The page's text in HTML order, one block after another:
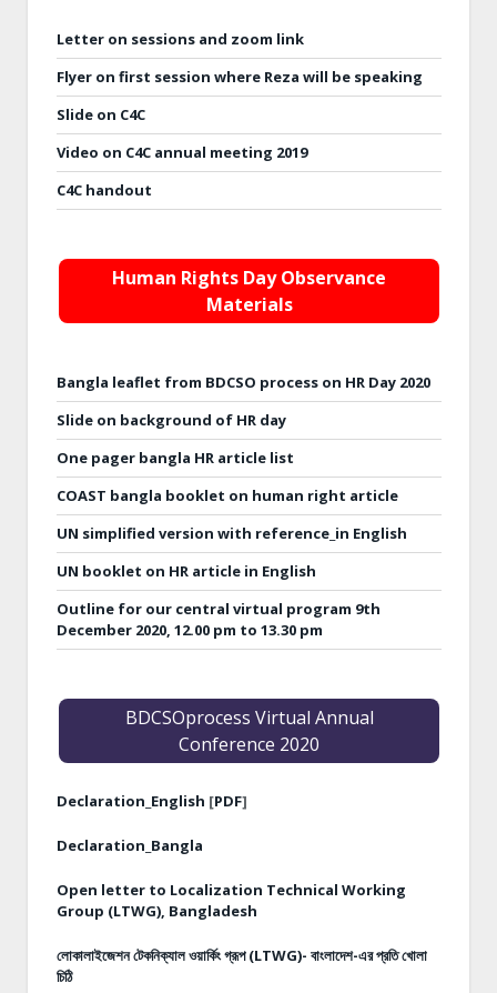
Letter on sessions and zoom link
Flyer on first session where Reza will be speaking
Slide on C4C
Video on C4C annual meeting 2019
C4C handout
Human Rights Day Observance
Materials
Bangla leaflet from BDCSO process on HR Day 2020
Slide on background of HR day
One pager bangla HR article list
COAST bangla booklet on human right article
UN simplified version with reference_in English
UN booklet on HR article in English
Outline for our central virtual program 9th
December 2020, 12.00 pm to 13.30 pm
BDCSOprocess Virtual Annual
Conference 2020
Declaration_English [PDF]
Declaration_Bangla
Open letter to Localization Technical Working
Group (LTWG), Bangladesh
লোকালাইজেশন টেকনিক্যাল ওয়ার্কিং গ্রূপ (LTWG)- বাংলাদেশ-এর প্রতি খোলা
চিঠি